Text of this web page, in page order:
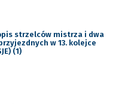
strzelców mistrza i dwa
w 13. kolejce
(1)